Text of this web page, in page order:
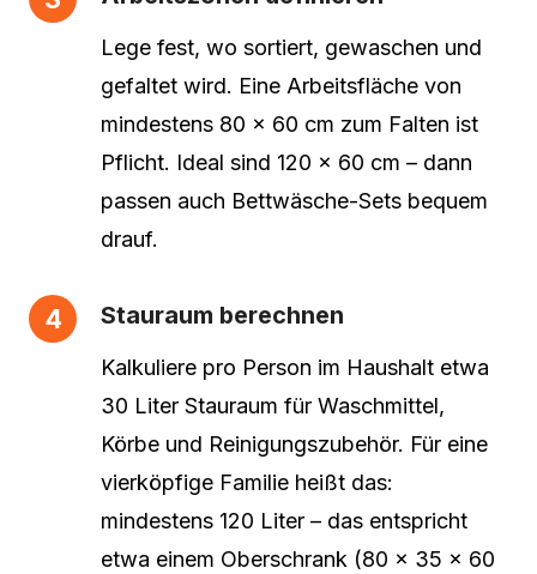
Lege fest, wo sortiert, gewaschen und
gefaltet wird. Eine Arbeitsfläche von
mindestens 80 × 60 cm zum Falten ist
Pflicht. Ideal sind 120 × 60 cm – dann
passen auch Bettwäsche-Sets bequem
drauf.
Stauraum berechnen
Kalkuliere pro Person im Haushalt etwa
30 Liter Stauraum für Waschmittel,
Körbe und Reinigungszubehör. Für eine
vierköpfige Familie heißt das:
mindestens 120 Liter – das entspricht
etwa einem Oberschrank (80 × 35 × 60